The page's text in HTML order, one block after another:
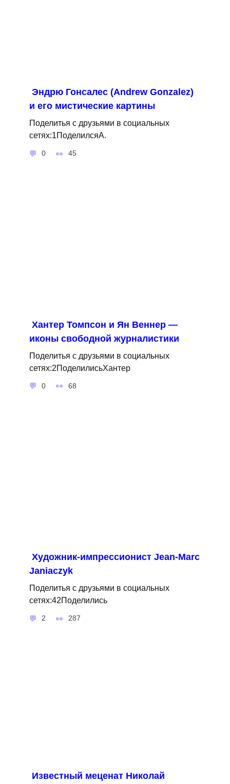
Эндрю Гонсалес (Andrew Gonzalez)
и его мистические картины
Поделитья с друзьями в социальных
сетях:1ПоделилсяA.
0 45
Хантер Томпсон и Ян Веннер —
иконы свободной журналистики
Поделитья с друзьями в социальных
сетях:2ПоделилисьХантер
0 68
Художник-импрессионист Jean-Marc
Janiaczyk
Поделитья с друзьями в социальных
сетях:42Поделились
2 287
Известный меценат Николай